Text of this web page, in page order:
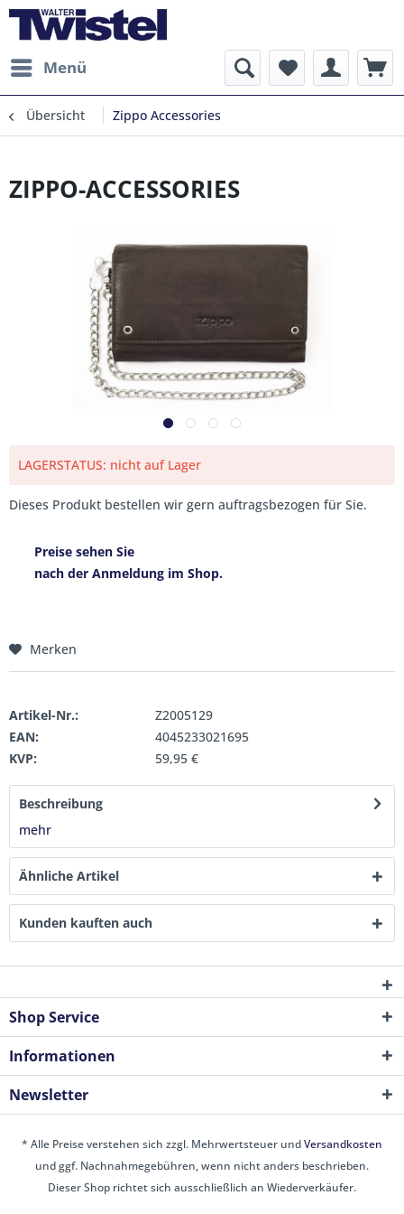
Menü
Übersicht Zippo Accessories
ZIPPO-ACCESSORIES
LAGERSTATUS: nicht auf Lager
Dieses Produkt bestellen wir gern auftragsbezogen für Sie.
Preise sehen Sie
nach der Anmeldung im Shop.
Merken
Artikel-Nr.:
Z2005129
EAN:
4045233021695
KVP:
59,95 €
Beschreibung
mehr
Ähnliche Artikel
Kunden kauften auch
Shop Service
Informationen
Newsletter
* Alle Preise verstehen sich zzgl. Mehrwertsteuer undVersandkosten
und ggf. Nachnahmegebühren, wenn nicht anders beschrieben.
Dieser Shop richtet sich ausschließlich an Wiederverkäufer.